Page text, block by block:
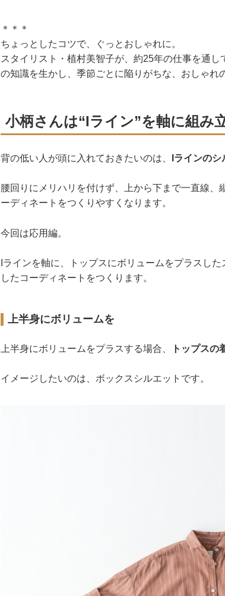
＊＊＊
ちょっとしたコツで、ぐっとおしゃれに。
スタイリスト・植村美智子が、約25年の仕事を通
の知識を生かし、季節ごとに陥りがちな、おしゃれ
小柄さんは“Iライン”を軸に組み
背の低い人が頭に入れておきたいのは、 Iラインの
腰回りにメリハリを付けず、上から下まで一直線
ーディネートをつくりやすくなります。
今回は応用編。
Iラインを軸に、トップスにボリュームをプラスし
したコーディネートをつくります。
上半身にボリュームを
上半身にボリュームをプラスする場合、 トップスの
イメージしたいのは、ボックスシルエットです。